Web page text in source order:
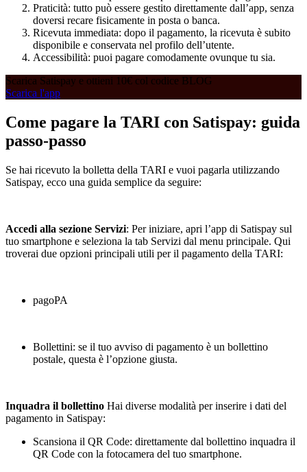
Praticità: tutto può essere gestito direttamente dall’app, senza
doversi recare fisicamente in posta o banca.
Ricevuta immediata: dopo il pagamento, la ricevuta è subito
disponibile e conservata nel profilo dell’utente.
Accessibilità: puoi pagare comodamente ovunque tu sia.
Scarica Satispay e ottieni 10€ col codice BLOG
Scarica l'app
Come pagare la TARI con Satispay: guida
passo-passo
Se hai ricevuto la bolletta della TARI e vuoi pagarla utilizzando
Satispay, ecco una guida semplice da seguire:
Accedi alla sezione Servizi: Per iniziare, apri l’app di Satispay sul
tuo smartphone e seleziona la tab Servizi dal menu principale. Qui
troverai due opzioni principali utili per il pagamento della TARI:
pagoPA
Bollettini: se il tuo avviso di pagamento è un bollettino
postale, questa è l’opzione giusta.
Inquadra il bollettino Hai diverse modalità per inserire i dati del
pagamento in Satispay:
Scansiona il QR Code: direttamente dal bollettino inquadra il
QR Code con la fotocamera del tuo smartphone.